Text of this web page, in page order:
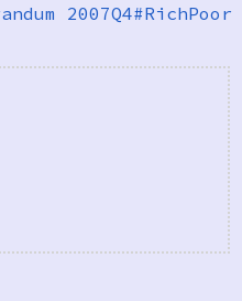
2007Q4#RichPoor